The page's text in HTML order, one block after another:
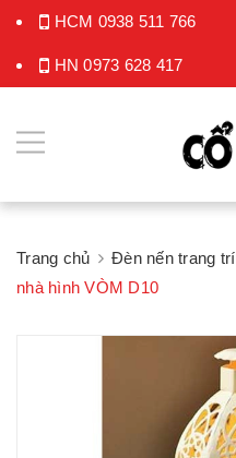
HCM 0938 511 766
HN0973 628 417
Trang chủ Đèn nến trang trí
nhà hình VÒM D10